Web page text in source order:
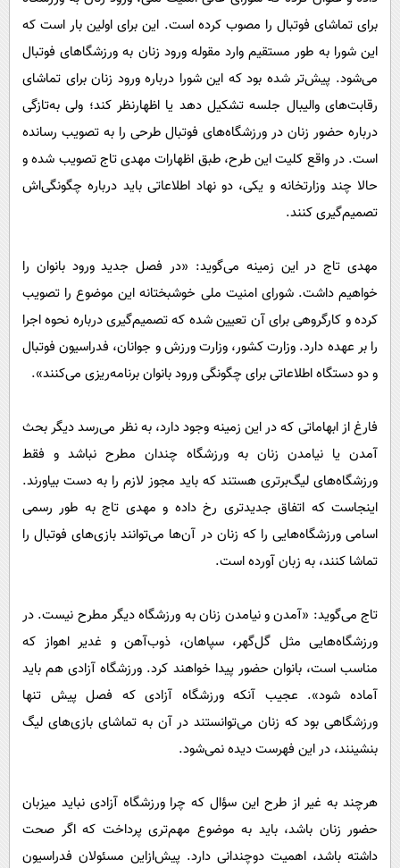
برای تماشای فوتبال را مصوب کرده است. این برای اولین بار است که
این شورا به طور مستقیم وارد مقوله ورود زنان به ورزشگا‌های فوتبال
می‌شود. پیش‌تر شده بود که این شورا درباره ورود زنان برای تماشای
رقابت‌های والیبال جلسه تشکیل دهد یا اظهارنظر کند؛ ولی به‌تازگی
درباره حضور زنان در ورزشگاه‌های فوتبال طرحی را به تصویب رسانده
است. در واقع کلیت این طرح، طبق اظهارات مهدی تاج تصویب شده و
حالا چند وزارتخانه و یکی، دو نهاد اطلاعاتی باید درباره چگونگی‌اش
تصمیم‌گیری کنند.
مهدی تاج در این زمینه می‌گوید: «در فصل جدید ورود بانوان را
خواهیم داشت. شورای امنیت ملی خوشبختانه این موضوع را تصویب
کرده و کارگروهی برای آن تعیین شده که تصمیم‌گیری درباره نحوه اجرا
را بر عهده دارد. وزارت کشور، وزارت ورزش و جوانان، فدراسیون فوتبال
و دو دستگاه اطلاعاتی برای چگونگی ورود بانوان برنامه‌ریزی می‌کنند».
فارغ از ابهاماتی که در این زمینه وجود دارد، به نظر می‌رسد دیگر بحث
آمدن یا نیامدن زنان به ورزشگاه چندان مطرح نباشد و فقط
ورزشگا‌ه‌های لیگ‌برتری هستند که باید مجوز لازم را به دست بیاورند.
اینجاست که اتفاق جدیدتری رخ داده و مهدی تاج به طور رسمی
اسامی ورزشگاه‌هایی را که زنان در آن‌ها می‌توانند بازی‌های فوتبال را
تماشا کنند، به زبان آورده است.
تاج می‌گوید: «آمدن و نیامدن زنان به ورزشگاه دیگر مطرح نیست. در
ورزشگاه‌هایی مثل گل‌گهر، سپاهان، ذوب‌آهن و غدیر اهواز که
مناسب است، بانوان حضور پیدا خواهند کرد. ورزشگاه آزادی هم باید
آماده شود». عجیب آنکه ورزشگاه آزادی که فصل پیش تنها
ورزشگاهی بود که زنان می‌توانستند در آن به تماشای بازی‌های لیگ
بنشینند، در این فهرست دیده نمی‌شود.
هرچند به غیر از طرح این سؤال که چرا ورزشگاه آزادی نباید میزبان
حضور زنان باشد، باید به موضوع مهم‌تری پرداخت که اگر صحت
داشته باشد، اهمیت دوچندانی دارد. پیش‌از‌این مسئولان فدراسیون